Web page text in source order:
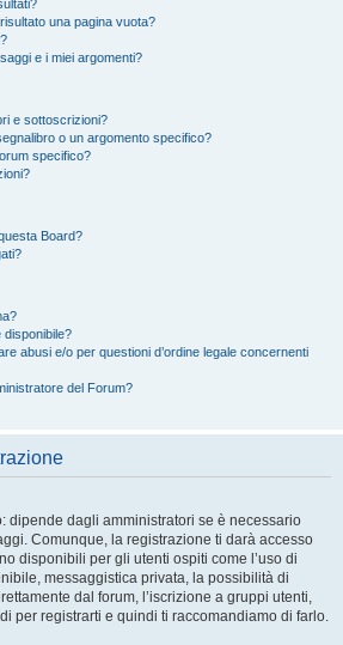
una pagina vuota?
e i miei argomenti?
e sottoscrizioni?
o un argomento specifico?
specifico?
Board?
disponibile?
abusi e/o per questioni d’ordine legale concernenti
del Forum?
dipende dagli amministratori se è necessario
Comunque, la registrazione ti darà accesso
disponibili per gli utenti ospiti come l’uso di
messaggistica privata, la possibilità di
dal forum, l’iscrizione a gruppi utenti,
per registrarti e quindi ti raccomandiamo di farlo.